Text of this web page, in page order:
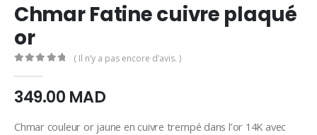
Chmar Fatine cuivre plaqué
or
( Il n’y a pas encore d’avis. )
349.00 MAD
Chmar couleur or jaune en cuivre trempé dans l’or 14K avec